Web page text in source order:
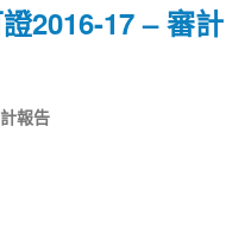
2016-17 – 審計
報告